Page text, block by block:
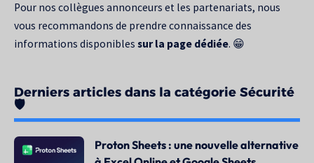
Pour nos collègues annonceurs et les partenariats, nous
vous recommandons de prendre connaissance des
informations disponibles sur la page dédiée. 😁
Derniers articles dans la catégorie Sécurité
🛡️
Proton Sheets : une nouvelle alternative